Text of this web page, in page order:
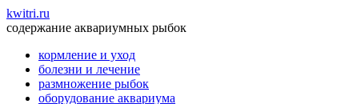
kwitri.ru
содержание аквариумных рыбок
кормление и уход
болезни и лечение
размножение рыбок
оборудование аквариума